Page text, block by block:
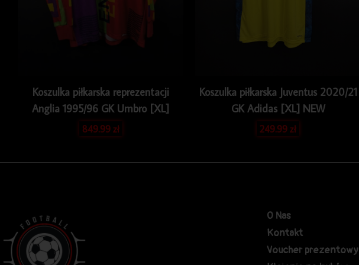
Koszulka piłkarska reprezentacji
Anglia 1995/96 GK Umbro [XL]
849.99zł
Koszulka piłkarska Juventus 2020/21
GK Adidas [XL] NEW
249.99zł
O Nas
Kontakt
Voucher prezentowy